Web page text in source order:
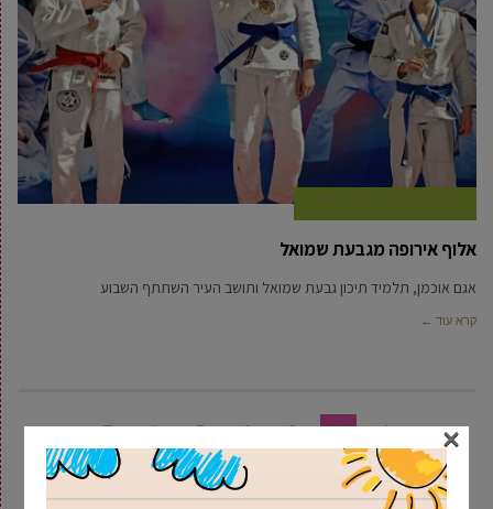
אלוף אירופה מגבעת שמואל
אגם אוכמן, תלמיד תיכון גבעת שמואל ותושב העיר השתתף השבוע
קרא עוד ←
1
2
3
4
5
6
7 ×